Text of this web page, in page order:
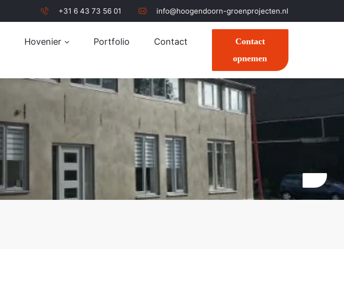
+31 6 43 73 56 01 info@hoogendoorn-groenprojecten.nl
Hovenier Portfolio Contact
Contact
opnemen